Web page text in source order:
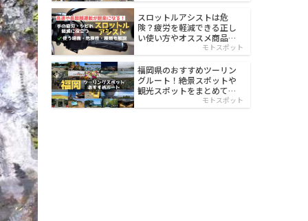
スロットルアシストは危
険？疲労を軽減できる正し
い使い方やオススメ商品を
モトスポット
福岡県のおすすめツーリン
グルート！絶景スポットや
観光スポットをまとめて紹
モトスポット